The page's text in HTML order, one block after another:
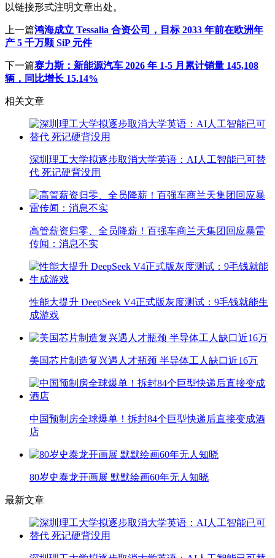
以链接形式注明文章出处。
上一篇鸿海成立 Tessalia 合资公司，目标 2033 年前在欧洲年
产 5 千万颗 SiP 元件
下一篇赛力斯：新能源汽车 2026 年 1-5 月累计销量 145,108
辆，同比增长 15.14%
相关文章
深圳理工大学拟逐步取消大学英语：AI人工智能已可替
代 死记硬背没用
高管薪资归零、全员降薪！百强车商兰天集团回应暴雷
传闻：消息不实
性能大提升 DeepSeek V4正式版灰度测试：9毛钱就能生
成游戏
美国芯片制造复兴遇人才瓶颈 半导体工人缺口近16万
中国预制房全球爆单！拆封84个巨型快递后直接变成酒
店
80岁史泰龙开画展 默默绘画60年无人知晓
最新文章